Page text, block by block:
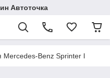
Автоточка
Mercedes-Benz Sprinter I